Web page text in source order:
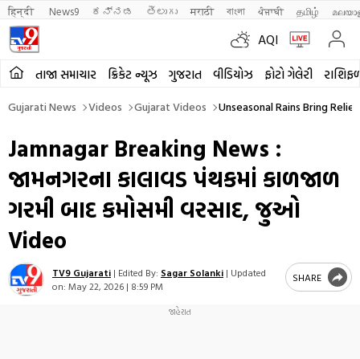
हिन्दी News9 ಕನ್ನಡ తెలుగు मराठी বাংলা ਪੰਜਾਬੀ தமிழ்
AQI
તાજા સમાચાર ક્રિકેટ ન્યૂઝ ગુજરાત વીડિયોઝ ફોટો ગેલેરી
Gujarati News Videos Gujarat Videos Unseasonal Rains Bring
Jamnagar Breaking News :
જામનગરના કાલાવડ પંથકમાં કાળજાળ
ગરમી બાદ કમોસમી વરસાદ, જુઓ
Video
TV9 Gujarati | Edited By: Sagar Solanki | Updated
on: May 22, 2026 | 8:59 PM
SHARE